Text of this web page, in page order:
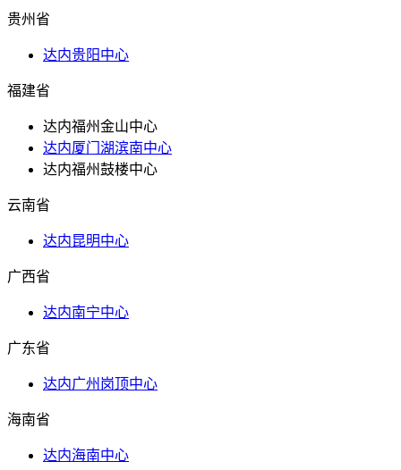
贵州省
达内贵阳中心
福建省
达内福州金山中心
达内厦门湖滨南中心
达内福州鼓楼中心
云南省
达内昆明中心
广西省
达内南宁中心
广东省
达内广州岗顶中心
海南省
达内海南中心